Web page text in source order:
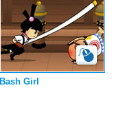
Bash Girl